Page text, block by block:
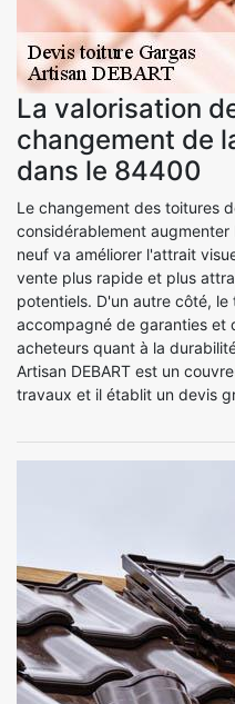
La valorisation
changement de
dans le 84400
Le changement des toitures
considérablement
neuf va améliorer l'attrait
vente plus rapide et plus
potentiels. D'un autre côté,
accompagné de garanties et
acheteurs quant à la
Artisan DEBART est un
travaux et il établit un devis